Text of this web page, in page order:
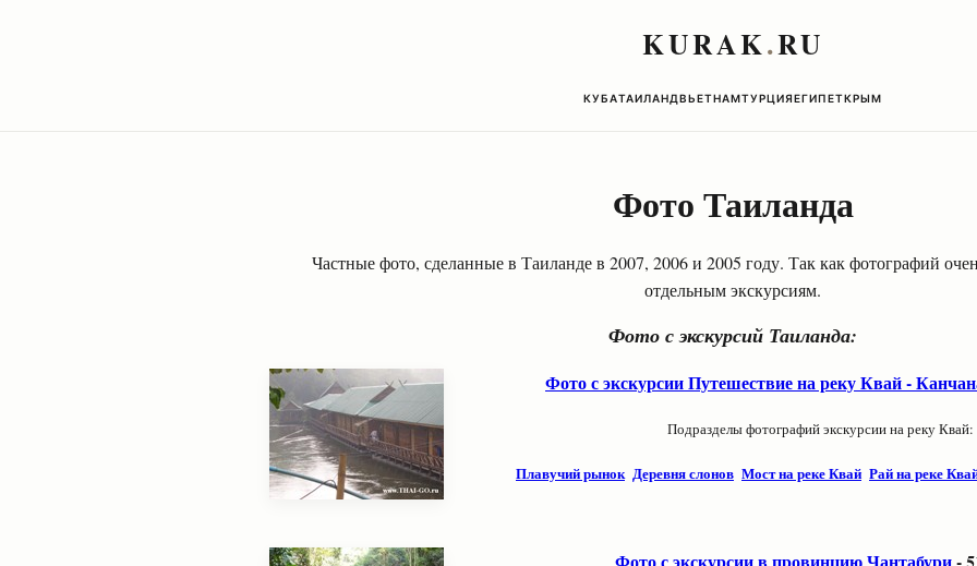
KURAK.RU
КУБАТАИЛАНДВЬЕТНАМТУРЦИЯЕГИПЕТКРЫМ
Фото Таиланда
Частные фото, сделанные в Таиланде в 2007, 2006 и 2005 году. Так как фотографий
отдельным экскурсиям.
Фото с экскурсий Таиланда:
Фото с экскурсии Путешествие на реку Квай -
Подразделы фотографий экскурсии на реку Квай:
Плавучий рынок Деревня слонов Мост на реке Квай Рай на реке